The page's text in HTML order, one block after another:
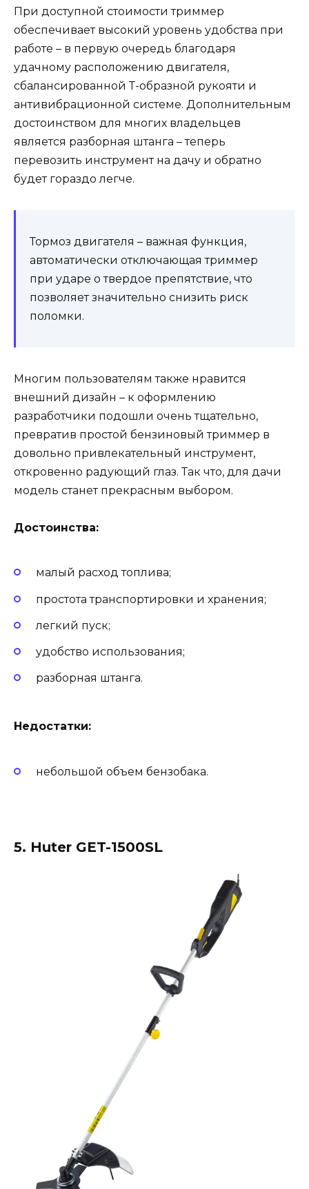
При доступной стоимости триммер
обеспечивает высокий уровень удобства при
работе – в первую очередь благодаря
удачному расположению двигателя,
сбалансированной Т-образной рукояти и
антивибрационной системе. Дополнительным
достоинством для многих владельцев
является разборная штанга – теперь
перевозить инструмент на дачу и обратно
будет гораздо легче.
Тормоз двигателя – важная функция,
автоматически отключающая триммер
при ударе о твердое препятствие, что
позволяет значительно снизить риск
поломки.
Многим пользователям также нравится
внешний дизайн – к оформлению
разработчики подошли очень тщательно,
превратив простой бензиновый триммер в
довольно привлекательный инструмент,
откровенно радующий глаз. Так что, для дачи
модель станет прекрасным выбором.
Достоинства:
малый расход топлива;
простота транспортировки и хранения;
легкий пуск;
удобство использования;
разборная штанга.
Недостатки:
небольшой объем бензобака.
5. Huter GET-1500SL